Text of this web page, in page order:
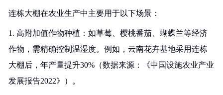
连栋大棚在农业生产中主要用于以下场景：
1. 高附加值作物种植：如草莓、樱桃番茄、蝴蝶兰等经济
作物，需精确控制温湿度。例如，云南花卉基地采用连栋
大棚后，年产量提升30%（数据来源：《中国设施农业产业
发展报告2022》）。